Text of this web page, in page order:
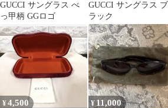
GUCCI サングラス べ
っ甲柄 GGロゴ
GUCCI サングラス ブ
ラック
¥4,500 ¥ 11,000